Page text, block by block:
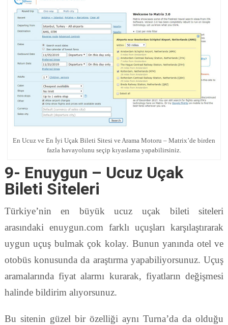
En Ucuz ve En İyi Uçak Bileti Sitesi ve Arama Motoru – Matrix’de birden
fazla havayolunu seçip kıyaslama yapabilirsiniz.
9- Enuygun – Ucuz Uçak
Bileti Siteleri
Türkiye’nin en büyük ucuz uçak bileti siteleri
arasındaki enuygun.com farklı uçuşları karşılaştırarak
uygun uçuş bulmak çok kolay. Bunun yanında otel ve
otobüs konusunda da araştırma yapabiliyorsunuz. Uçuş
aramalarında fiyat alarmı kurarak, fiyatların değişmesi
halinde bildirim alıyorsunuz.
Bu sitenin güzel bir özelliği aynı Turna’da da olduğu